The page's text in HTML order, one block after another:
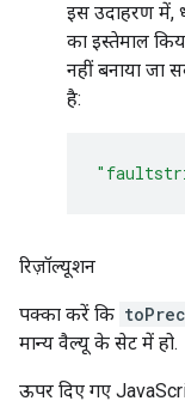
इस उदाहरण में,
का इस्तेमाल
नहीं बनाया जा
है:
रिज़ॉल्यूशन
पक्का करें कि
मान्य वैल्यू के सेट में हो.
ऊपर दिए गए